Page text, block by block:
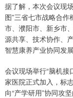
据了解，本次会议现
图”三省七市战略合
市、濮阳市、新乡市
源共享、技术协作、
智慧康养产业协同发
会议现场举行“脑机
家医院正式加入，标
向“产学研用”协同攻坚